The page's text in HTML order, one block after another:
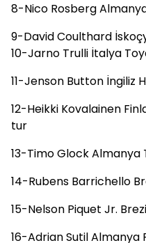
8-Nico Rosberg
9-David Coulthard
10-Jarno Trulli İtalya
11-Jenson Button İngiliz
12-Heikki Kovalainen
tur
13-Timo Glock Almanya
14-Rubens Barrichello
15-Nelson Piquet Jr.
16-Adrian Sutil Almanya